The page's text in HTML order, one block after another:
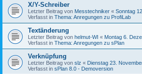
X/Y-Schreiber
Letzter Beitrag von Messtechniker « Sonntag
Verfasst in Thema: Anregungen zu ProfiLab
Textänderung
Letzter Beitrag von helmut-WI « Montag 6.
Verfasst in Thema: Anregungen zu sPlan
Verknüpfung
Letzter Beitrag von slz « Dienstag 23.
Verfasst in sPlan 8.0 - Demoversion